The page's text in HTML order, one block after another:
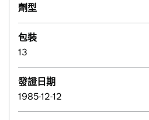
劑型
包裝
13
發證日期
1985-12-12